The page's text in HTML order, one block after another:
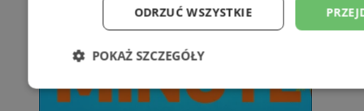
ODRZUĆ WSZYSTKIE
POKAŻ SZCZEGÓŁY
Niezbędne Wydajność